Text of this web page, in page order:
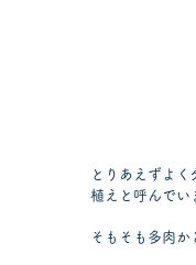
とりあえずよ
植えと呼んでい
そもそも多肉か